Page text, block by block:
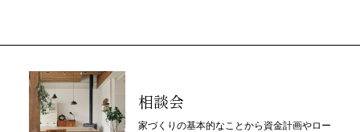
相談会
家づくりの基本的なことから資金計画やロー